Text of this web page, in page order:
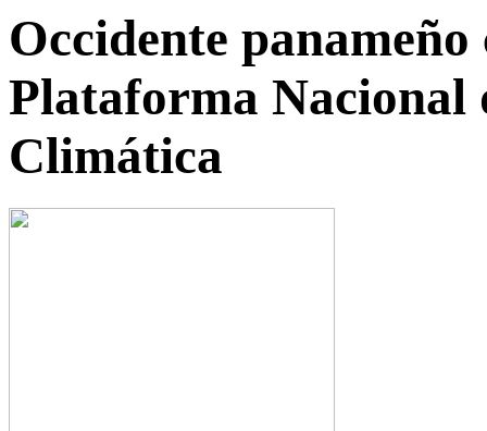
Occidente
Plataforma Nacional
Climática